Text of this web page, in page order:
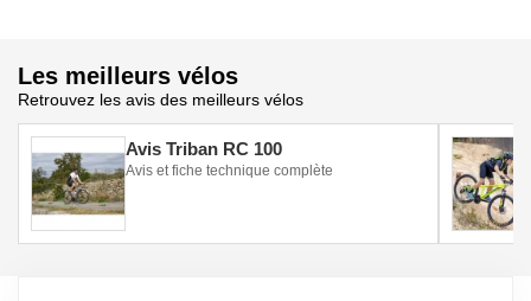
Les meilleurs vélos
Retrouvez les avis des meilleurs vélos
Avis Triban RC 100
Avis et fiche technique complète